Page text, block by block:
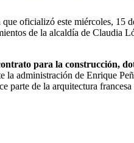
oficializó este miércoles, 15
de la alcaldía de Claudia
para la construcción,
la administración de Enrique
parte de la arquitectura